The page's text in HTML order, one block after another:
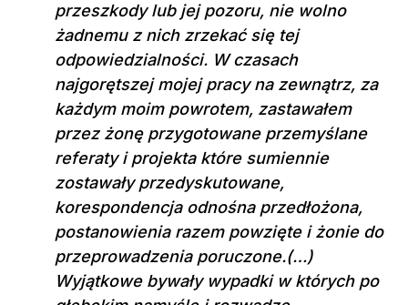
przeszkody lub jej pozoru, nie wolno
żadnemu z nich zrzekać się tej
odpowiedzialności. W czasach
najgorętszej mojej pracy na zewnątrz, za
każdym moim powrotem, zastawałem
przez żonę przygotowane przemyślane
referaty i projekta które sumiennie
zostawały przedyskutowane,
korespondencja odnośna przedłożona,
postanowienia razem powzięte i żonie do
przeprowadzenia poruczone.(…)
Wyjątkowe bywały wypadki w których po